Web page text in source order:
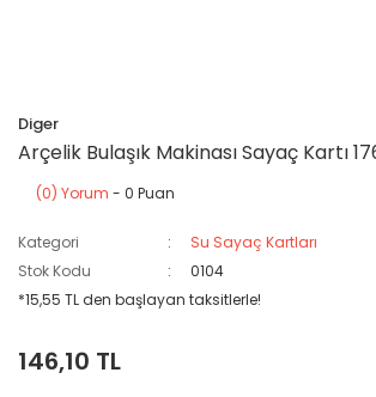
Diger
Arçelik Bulaşık Makinası Sayaç Kartı
(0) Yorum - 0 Puan
Kategori
Su Sayaç Kartları
Stok Kodu
0104
*15,55 TL den başlayan taksitlerle!
146,10 TL